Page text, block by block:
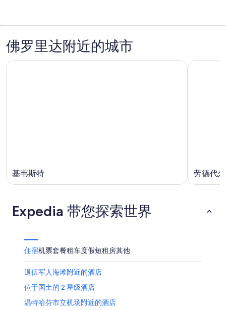
打
开
佛罗里达附近的城市
基韦斯特 劳德代
Expedia 带您探索世界
住宿机票套餐租车度假短租房其他
退伍军人海滩附近的酒店
位于国土的 2 星级酒店
温特哈芬市立机场附近的酒店